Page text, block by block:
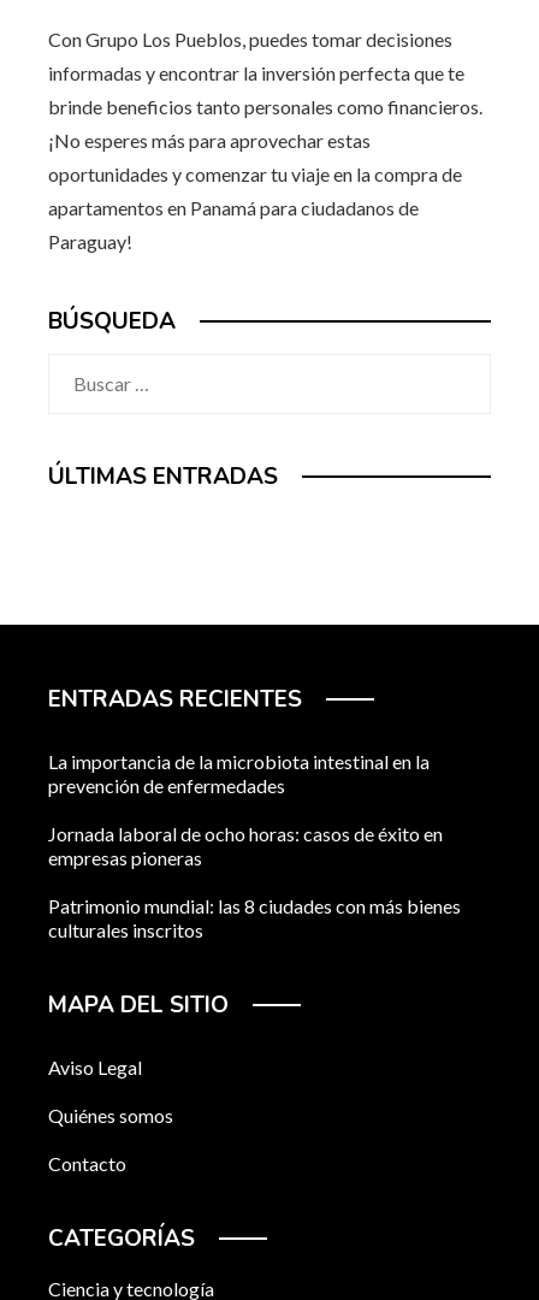
Con Grupo Los Pueblos, puedes tomar decisiones
informadas y encontrar la inversión perfecta que te
brinde beneficios tanto personales como financieros.
¡No esperes más para aprovechar estas
oportunidades y comenzar tu viaje en la compra de
apartamentos en Panamá para ciudadanos de
Paraguay!
BÚSQUEDA
ÚLTIMAS ENTRADAS
ENTRADAS RECIENTES
La importancia de la microbiota intestinal en la
prevención de enfermedades
Jornada laboral de ocho horas: casos de éxito en
empresas pioneras
Patrimonio mundial: las 8 ciudades con más bienes
culturales inscritos
MAPA DEL SITIO
Aviso Legal
Quiénes somos
Contacto
CATEGORÍAS
Ciencia y tecnología